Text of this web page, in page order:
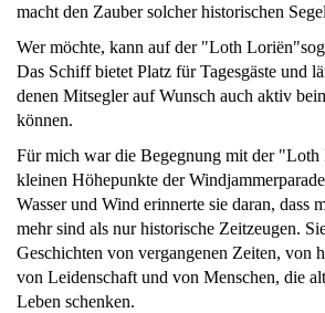
macht den Zauber solcher historischen
Wer möchte, kann auf der "Loth
Das Schiff bietet Platz für Tagesgäste und
denen Mitsegler auf Wunsch auch aktiv
können.
Für mich war die Begegnung mit der "Loth
kleinen Höhepunkte der
Wasser und Wind erinnerte sie daran, dass
mehr sind als nur historische Zeitzeugen.
Geschichten von vergangenen Zeiten, von
von Leidenschaft und von Menschen, die
Leben schenken.